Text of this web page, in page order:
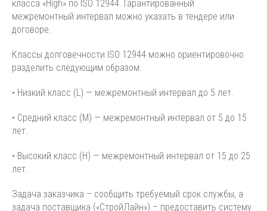
класса «High» по ISO 12944. Гарантированный
межремонтный интервал можно указать в тендере или
договоре.
Классы долговечности ISO 12944 можно ориентировочно
разделить следующим образом:
• Низкий класс (L) — межремонтный интервал до 5 лет.
• Средний класс (M) — межремонтный интервал от 5 до 15
лет.
• Высокий класс (H) — межремонтный интервал от 15 до 25
лет.
Задача заказчика – сообщить требуемый срок службы, а
задача поставщика («СтройЛайн») – предоставить систему